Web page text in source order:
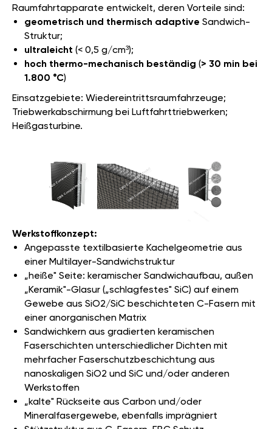
Raumfahrtapparate entwickelt, deren Vorteile sind:
geometrisch und thermisch adaptive Sandwich-
Struktur;
ultraleicht (< 0,5 g/cm³);
hoch thermo-mechanisch beständig (> 30 min bei
1.800 °C)
Einsatzgebiete: Wiedereintrittsraumfahrzeuge;
Triebwerkabschirmung bei Luftfahrttriebwerken;
Heißgasturbine.
Werkstoffkonzept:
Angepasste textilbasierte Kachelgeometrie aus
einer Multilayer-Sandwichstruktur
„heiße" Seite: keramischer Sandwichaufbau, außen
„Keramik"-Glasur („schlagfestes" SiC) auf einem
Gewebe aus SiO2/SiC beschichteten C-Fasern mit
einer anorganischen Matrix
Sandwichkern aus gradierten keramischen
Faserschichten unterschiedlicher Dichten mit
mehrfacher Faserschutzbeschichtung aus
nanoskaligen SiO2 und SiC und/oder anderen
Werkstoffen
„kalte" Rückseite aus Carbon und/oder
Mineralfasergewebe, ebenfalls imprägniert